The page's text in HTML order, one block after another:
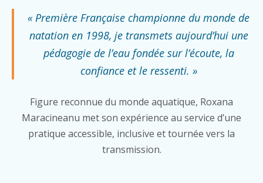
« Première Française championne du monde de
natation en 1998, je transmets aujourd’hui une
pédagogie de l’eau fondée sur l’écoute, la
confiance et le ressenti. »
Figure reconnue du monde aquatique, Roxana
Maracineanu met son expérience au service d’une
pratique accessible, inclusive et tournée vers la
transmission.